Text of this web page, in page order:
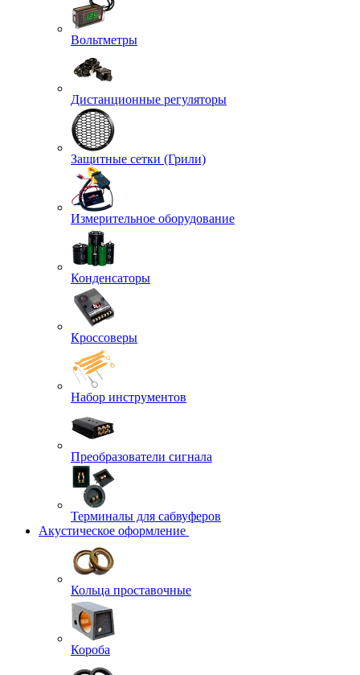
Вольтметры
Дистанционные регуляторы
Защитные сетки (Грили)
Измерительное оборудование
Конденсаторы
Кроссоверы
Набор инструментов
Преобразователи сигнала
Терминалы для сабвуферов
Акустическое оформление
Кольца проставочные
Короба